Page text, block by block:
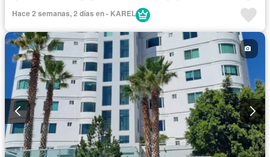
Cuarto de Limpieza
Cuarto de servicio
Estacionamiento
Internet
Despacho Recámara con closet
Azotea
Seguridad
Televisión por cable
Terraza
Vista panorámica
Wifi Permite mascotas
Permite niños
Completamente amueblado
Hace 2 semanas, 2 días en - KAREL